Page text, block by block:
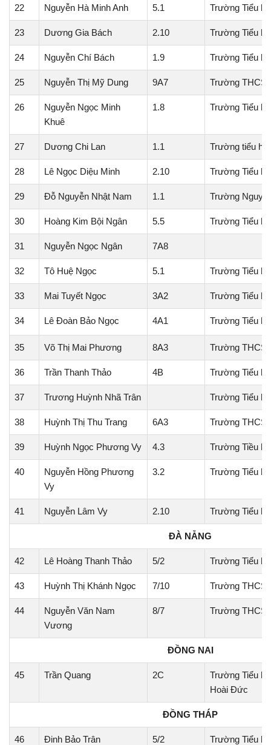
22 Nguyễn Hà Minh Anh 5.1 Trường Tiểu
23 Dương Gia Bách 2.10 Trường Tiểu
24 Nguyễn Chí Bách 1.9 Trường Tiểu
25 Nguyễn Thị Mỹ Dung 9A7 Trường THCS
26
Nguyễn Ngọc Minh
Khuê
1.8 Trường Tiểu
27 Dương Chi Lan 1.1 Trường tiểu
28 Lê Ngọc Diệu Minh 2.10 Trường Tiểu
29 Đỗ Nguyễn Nhật Nam 1.1 Trường
30 Hoàng Kim Bội Ngân 5.5 Trường Tiểu
31 Nguyễn Ngọc Ngân 7A8
32 Tô Huệ Ngọc 5.1 Trường Tiểu
33 Mai Tuyết Ngọc 3A2 Trường Tiểu
34 Lê Đoàn Bảo Ngọc 4A1 Trường Tiểu
35 Võ Thị Mai Phương 8A3 Trường THCS
36 Trần Thanh Thảo 4B Trường Tiểu
37 Trương Huỳnh Nhã Trân Trường Tiểu
38 Huỳnh Thị Thu Trang 6A3 Trường THCS
39 Huỳnh Ngọc Phương Vy 4.3 Trường Tiều
40
Nguyễn Hồng Phương
Vy
3.2 Trường Tiểu
41 Nguyễn Lâm Vy 2.10 Trường Tiểu
ĐÀ NẴNG
42 Lê Hoàng Thanh Thảo 5/2 Trường Tiểu
43 Huỳnh Thị Khánh Ngọc 7/10 Trường THCS
44
Nguyễn Văn Nam
Vương
8/7 Trường THCS
ĐỒNG NAI
45 Trần Quang 2C
Trường Tiểu
Hoài Đức
ĐỒNG THÁP
46 Đinh Bảo Trân 5/2 Trường Tiểu